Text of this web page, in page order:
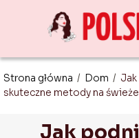
Strona główna / Dom /
skuteczne metody na
Jak